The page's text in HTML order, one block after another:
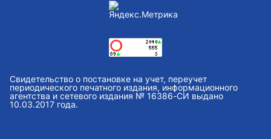
Свидетельство о постановке на учет, переучет
периодического печатного издания, информационного
агентства и сетевого издания № 16386-СИ выдано
10.03.2017 года.